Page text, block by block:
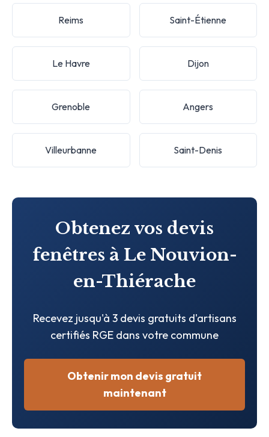
Reims Saint-Étienne
Le Havre Dijon
Grenoble Angers
Villeurbanne Saint-Denis
Obtenez vos devis
fenêtres à Le Nouvion-
en-Thiérache
Recevez jusqu'à 3 devis gratuits d'artisans
certifiés RGE dans votre commune
Obtenir mon devis gratuit
maintenant